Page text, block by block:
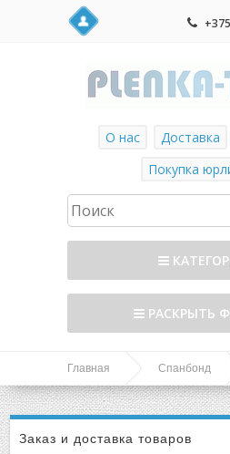
О нас Доставка
Покупка
РАСКРЫТЬ
Главная Спанбонд
материал спанбонд СУФ
малых рулонах (1,6х40м)
Заказ и доставка товаров